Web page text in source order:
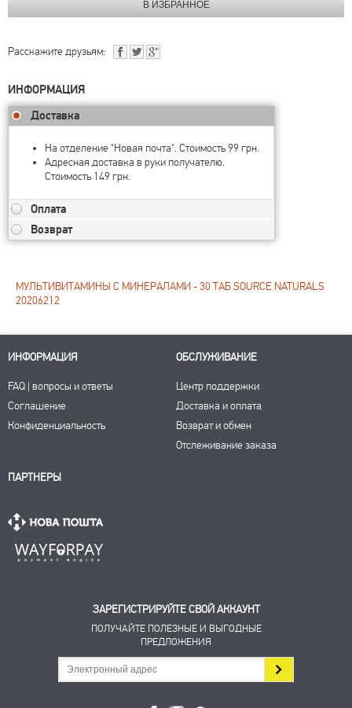
Расскажите друзьям:
ИНФОРМАЦИЯ
Доставка
На отделение "Новая почта". Стоимость 99 грн.
Адресная доставка в руки получателю.
Стоимость 149 грн.
Оплата
Возврат
МУЛЬТИВИТАМИНЫ С МИНЕРАЛАМИ - 30 ТАБ SOURCE NATURALS
20206212
ИНФОРМАЦИЯ
FAQ | вопросы и ответы
Соглашение
Конфиденциальность
ОБСЛУЖИВАНИЕ
Центр поддержки
Доставка и оплата
Возврат и обмен
Отслеживание заказа
ПАРТНЕРЫ
ЗАРЕГИСТРИРУЙТЕ СВОЙ АККАУНТ
ПОЛУЧАЙТЕ ПОЛЕЗНЫЕ И ВЫГОДНЫЕ
ПРЕДЛОЖЕНИЯ